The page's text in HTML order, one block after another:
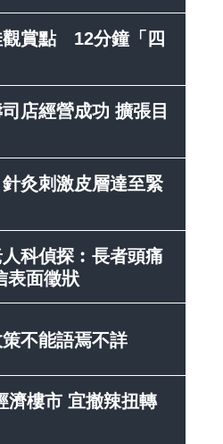
觀賞點 12分鐘「四
店經營成功 擴張目
針灸刺激皮層達至緊
人科偵探︰長者頭痛
表面徵狀
不能語焉不詳
濟樓市 宜撤辣扭轉